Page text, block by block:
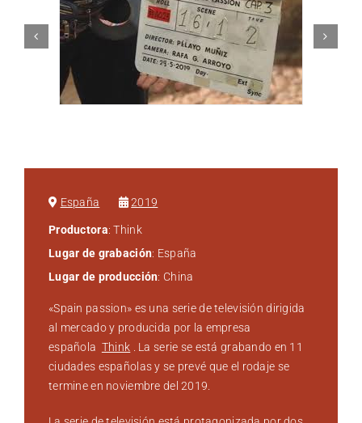
Bibliografía
Contacto
España 2019
Productora: Think
Lugar de grabación: España
Lugar de producción: China
«Spain passion» es una serie de televisión dirigida
al mercado y producida por la empresa
española Think . La serie se está grabando en 11
ciudades españolas y se prevé que el rodaje se
termine en noviembre del 2019.